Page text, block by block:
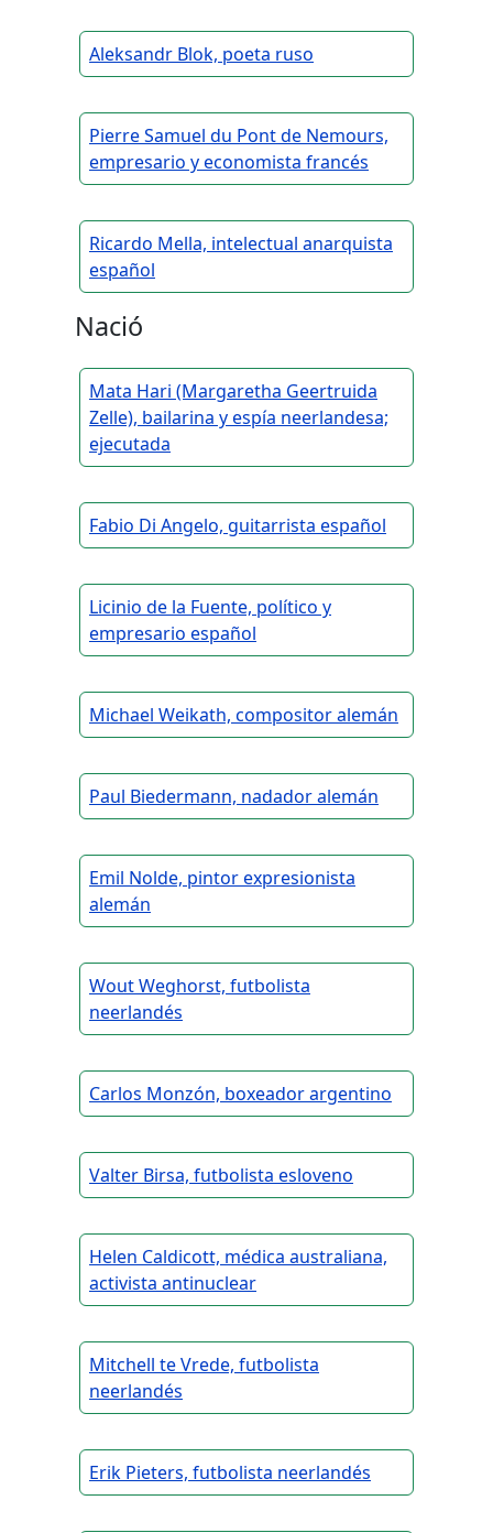
Aleksandr Blok, poeta ruso
Pierre Samuel du Pont de Nemours,
empresario y economista francés
Ricardo Mella, intelectual anarquista
español
Nació
Mata Hari (Margaretha Geertruida
Zelle), bailarina y espía neerlandesa;
ejecutada
Fabio Di Angelo, guitarrista español
Licinio de la Fuente, político y
empresario español
Michael Weikath, compositor alemán
Paul Biedermann, nadador alemán
Emil Nolde, pintor expresionista
alemán
Wout Weghorst, futbolista
neerlandés
Carlos Monzón, boxeador argentino
Valter Birsa, futbolista esloveno
Helen Caldicott, médica australiana,
activista antinuclear
Mitchell te Vrede, futbolista
neerlandés
Erik Pieters, futbolista neerlandés